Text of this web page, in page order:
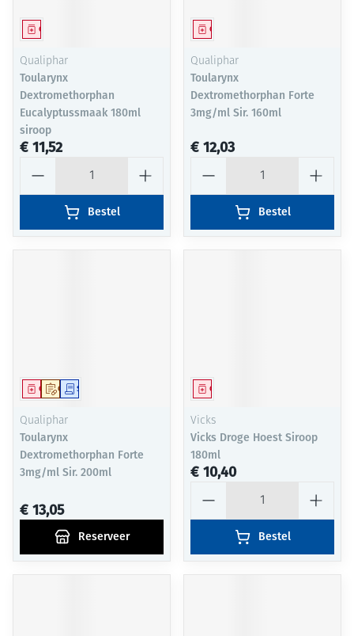
Geneesmiddel
Qualiphar
Toularynx
Dextromethorphan
Eucalyptussmaak 180ml
siroop
€ 11,52
Bestel
Geneesmiddel
Qualiphar
Toularynx
Dextromethorphan Forte
3mg/ml Sir. 160ml
€ 12,03
Bestel
Op voorschrift
GeneesmiddelSchriftelijke aanvraag
Qualiphar
Toularynx
Dextromethorphan Forte
3mg/ml Sir. 200ml
€ 13,05
Reserveer
Geneesmiddel
Vicks
Vicks Droge Hoest Siroop
180ml
€ 10,40
Bestel